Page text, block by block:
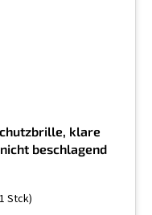
klare
beschlagend
Stck)